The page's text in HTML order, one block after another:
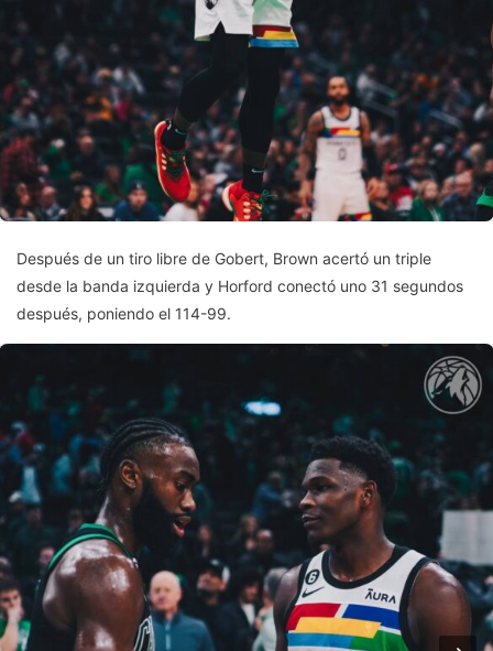
Después de un tiro libre de Gobert, Brown acertó un triple
desde la banda izquierda y Horford conectó uno 31 segundos
después, poniendo el 114-99.